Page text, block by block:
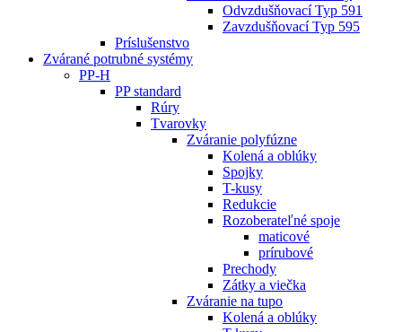
Odvzdušňovací Typ 591
Zavzdušňovací Typ 595
Príslušenstvo
Zvárané potrubné systémy
PP-H
PP standard
Rúry
Tvarovky
Zváranie polyfúzne
Kolená a oblúky
Spojky
T-kusy
Redukcie
Rozoberateľné spoje
maticové
prírubové
Prechody
Zátky a viečka
Zváranie na tupo
Kolená a oblúky